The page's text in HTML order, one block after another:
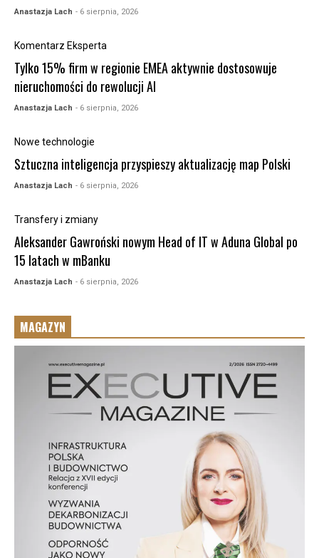
Anastazja Lach - 6 sierpnia, 2026
Komentarz Eksperta
Tylko 15% firm w regionie EMEA aktywnie dostosowuje
nieruchomości do rewolucji AI
Anastazja Lach - 6 sierpnia, 2026
Nowe technologie
Sztuczna inteligencja przyspieszy aktualizację map Polski
Anastazja Lach - 6 sierpnia, 2026
Transfery i zmiany
Aleksander Gawroński nowym Head of IT w Aduna Global po
15 latach w mBanku
Anastazja Lach - 6 sierpnia, 2026
MAGAZYN